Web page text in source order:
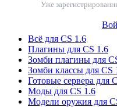
Уже
Всё для CS 1.6
Плагины для CS 1.6
Зомби плагины для
Зомби классы для CS
Готовые сервера для
Моды для CS 1.6
Модели оружия для